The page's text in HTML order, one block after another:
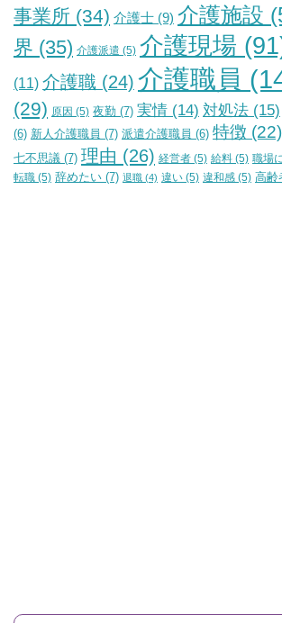
事業所 (34) 介護士 (9) 介護施設
界 (35) 介護派遣 (5) 介護現場
(11) 介護職 (24) 介護職員
(29) 原因 (5) 夜勤 (7) 実情 (14) 対処法 (15)
(6) 新人介護職員 (7) 派遣介護職員 (6) 特徴 (22)
七不思議 (7) 理由 (26) 経営者 (5) 給料 (5) 職場
転職 (5) 辞めたい (7) 退職 (4) 違い (5) 違和感 (5) 高齢